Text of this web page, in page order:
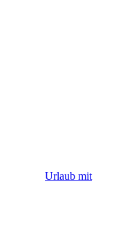
Urlaub mit